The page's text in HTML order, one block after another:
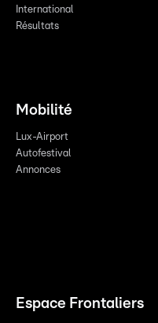
International
Résultats
Mobilité
Lux-Airport
Autofestival
Annonces
Espace Frontaliers